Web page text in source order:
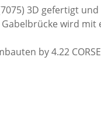
3D gefertigt
wird
by 4.22